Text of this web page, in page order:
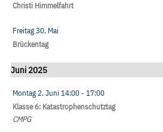
Christi Himmelfahrt
Freitag 30. Mai
Brückentag
Juni 2025
Montag 2. Juni 14:00- 17:00
Klasse 6: Katastrophenschutztag
CMPG